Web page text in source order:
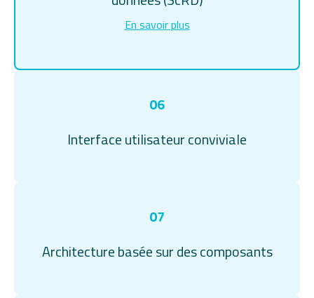
En savoir plus
06
Interface utilisateur conviviale
07
Architecture basée sur des composants